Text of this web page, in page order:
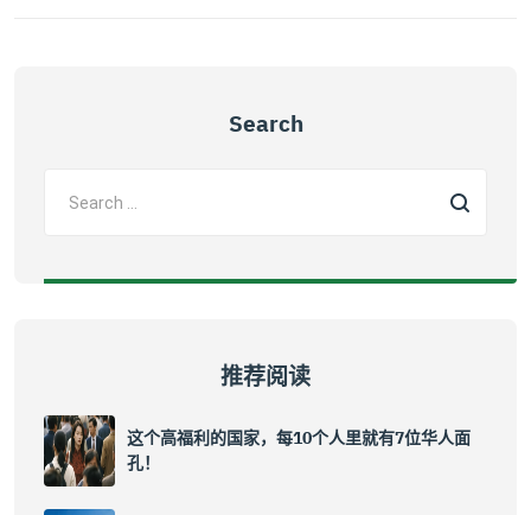
Search
推荐阅读
这个高福利的国家，每10个人里就有7位华人面
孔！